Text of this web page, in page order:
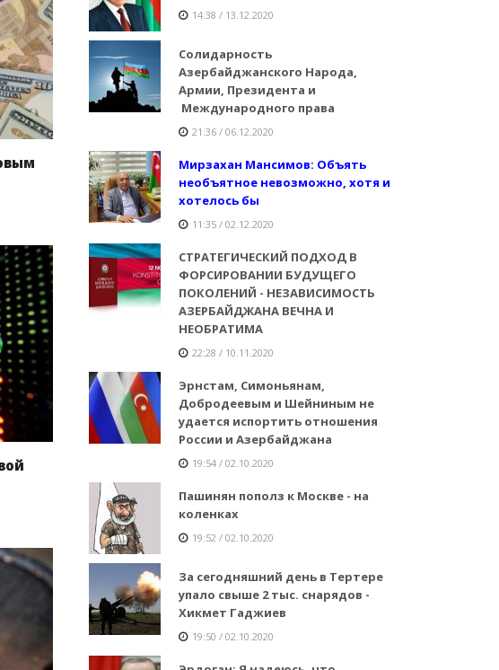
14:38 / 13.12.2020
Солидарность
Азербайджанского Народа,
Армии, Президента и
Международного права
21:36 / 06.12.2020
Мирзахан Мансимов: Объять
необъятное невозможно, хотя и
хотелось бы
11:35 / 02.12.2020
СТРАТЕГИЧЕСКИЙ ПОДХОД В
ФОРСИРОВАНИИ БУДУЩЕГО
ПОКОЛЕНИЙ - НЕЗАВИСИМОСТЬ
АЗЕРБАЙДЖАНА ВЕЧНА И
НЕОБРАТИМА
22:28 / 10.11.2020
Эрнстам, Симоньянам,
Добродеевым и Шейниным не
удается испортить отношения
России и Азербайджана
19:54 / 02.10.2020
Пашинян пополз к Москве - на
коленках
19:52 / 02.10.2020
За сегодняшний день в Тертере
упало свыше 2 тыс. снарядов -
Хикмет Гаджиев
19:50 / 02.10.2020